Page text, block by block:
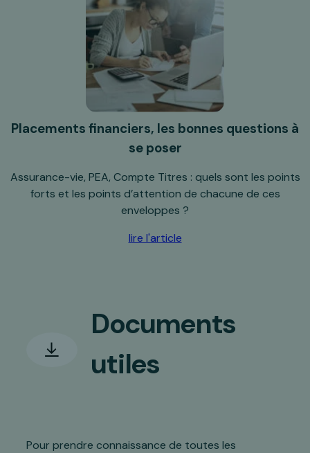
Placements financiers, les bonnes questions à
se poser
Assurance-vie, PEA, Compte Titres : quels sont les points
forts et les points d’attention de chacune de ces
enveloppes ?
lire l'article
Documents
utiles
Pour prendre connaissance de toutes les